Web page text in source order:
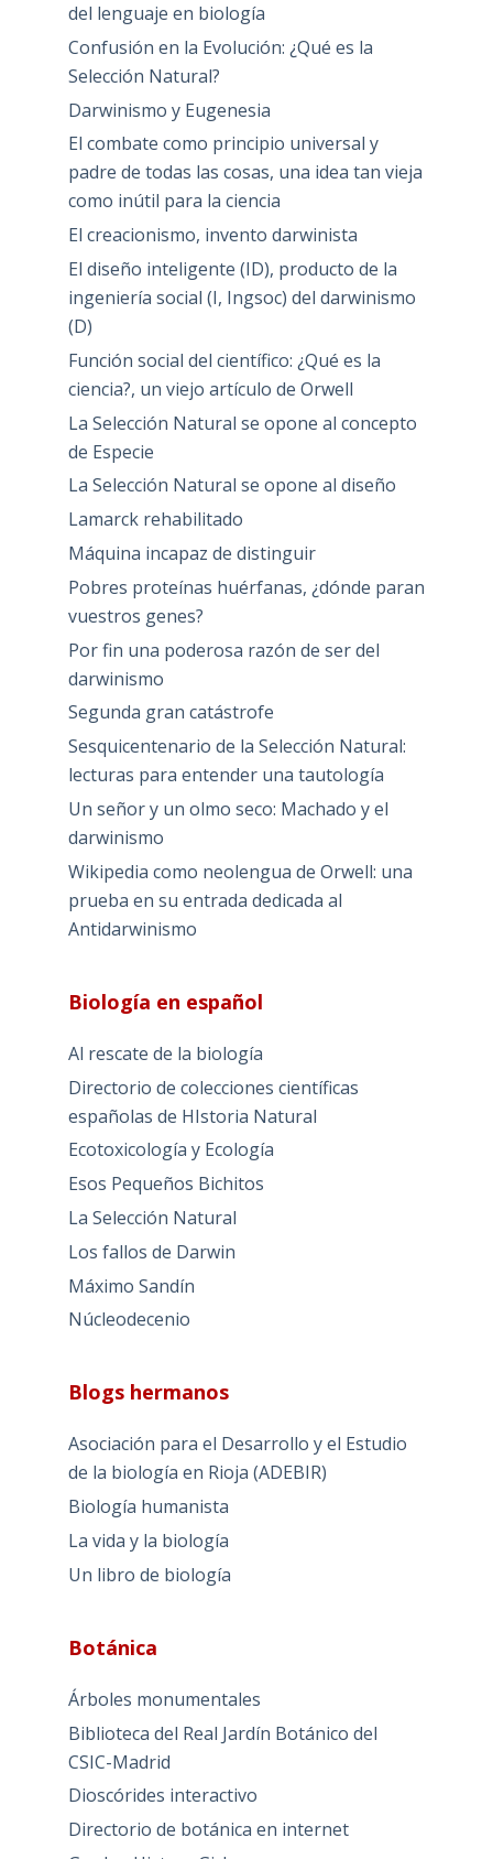
del lenguaje en biología
Confusión en la Evolución: ¿Qué es la
Selección Natural?
Darwinismo y Eugenesia
El combate como principio universal y
padre de todas las cosas, una idea tan vieja
como inútil para la ciencia
El creacionismo, invento darwinista
El diseño inteligente (ID), producto de la
ingeniería social (I, Ingsoc) del darwinismo
(D)
Función social del científico: ¿Qué es la
ciencia?, un viejo artículo de Orwell
La Selección Natural se opone al concepto
de Especie
La Selección Natural se opone al diseño
Lamarck rehabilitado
Máquina incapaz de distinguir
Pobres proteínas huérfanas, ¿dónde paran
vuestros genes?
Por fin una poderosa razón de ser del
darwinismo
Segunda gran catástrofe
Sesquicentenario de la Selección Natural:
lecturas para entender una tautología
Un señor y un olmo seco: Machado y el
darwinismo
Wikipedia como neolengua de Orwell: una
prueba en su entrada dedicada al
Antidarwinismo
Biología en español
Al rescate de la biología
Directorio de colecciones científicas
españolas de HIstoria Natural
Ecotoxicología y Ecología
Esos Pequeños Bichitos
La Selección Natural
Los fallos de Darwin
Máximo Sandín
Núcleodecenio
Blogs hermanos
Asociación para el Desarrollo y el Estudio
de la biología en Rioja (ADEBIR)
Biología humanista
La vida y la biología
Un libro de biología
Botánica
Árboles monumentales
Biblioteca del Real Jardín Botánico del
CSIC-Madrid
Dioscórides interactivo
Directorio de botánica en internet